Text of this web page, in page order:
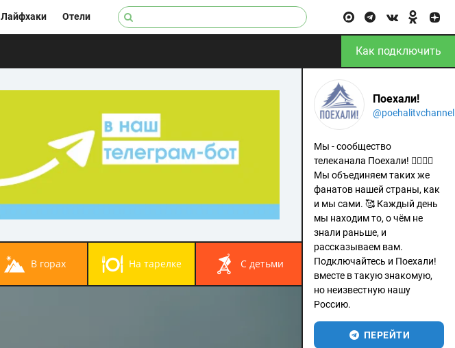
Лайфхаки Отели
Как подключить
в горах на тарелке с детьми
Поехали!
@poehalitvchannel
Мы - сообщество
телеканала Поехали! 🙋‍♂️🙋‍♀️
Мы объединяем таких же
фанатов нашей страны, как
и мы сами. 🥰 Каждый день
мы находим то, о чём не
знали раньше, и
рассказываем вам.
Подключайтесь и Поехали!
вместе в такую знакомую,
но неизвестную нашу
Россию.
ПЕРЕЙТИ